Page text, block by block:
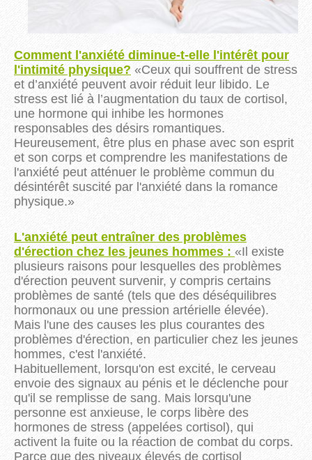
Comment l'anxiété diminue-t-elle l'intérêt pour
l'intimité physique? «Ceux qui souffrent de stress
et d’anxiété peuvent avoir réduit leur libido. Le
stress est lié à l’augmentation du taux de cortisol,
une hormone qui inhibe les hormones
responsables des désirs romantiques.
Heureusement, être plus en phase avec son esprit
et son corps et comprendre les manifestations de
l'anxiété peut atténuer le problème commun du
désintérêt suscité par l'anxiété dans la romance
physique.»
L'anxiété peut entraîner des problèmes
d'érection chez les jeunes hommes : «Il existe
plusieurs raisons pour lesquelles des problèmes
d'érection peuvent survenir, y compris certains
problèmes de santé (tels que des déséquilibres
hormonaux ou une pression artérielle élevée).
Mais l'une des causes les plus courantes des
problèmes d'érection, en particulier chez les jeunes
hommes, c'est l'anxiété.
Habituellement, lorsqu'on est excité, le cerveau
envoie des signaux au pénis et le déclenche pour
qu'il se remplisse de sang. Mais lorsqu'une
personne est anxieuse, le corps libère des
hormones de stress (appelées cortisol), qui
activent la fuite ou la réaction de combat du corps.
Parce que des niveaux élevés de cortisol